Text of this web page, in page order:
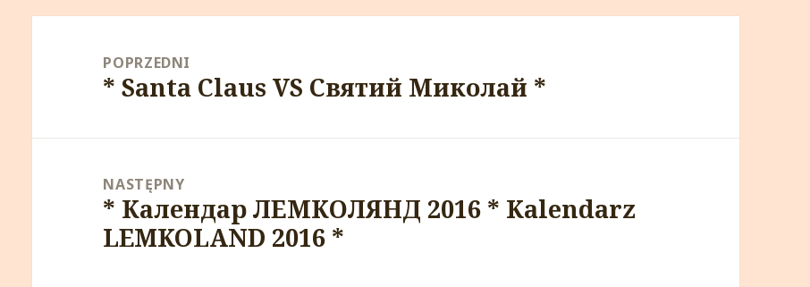
POPRZEDNI
Poprzedni
* Santa Claus VS Святий Миколай *
NASTĘPNY
Następny
wpis:
* Календар ЛЕМКОЛЯНД 2016 * Kalendarz
LEMKOLAND 2016 *